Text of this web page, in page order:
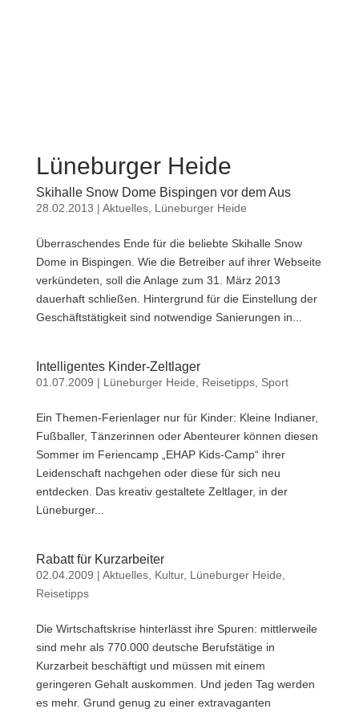
Lüneburger Heide
Skihalle Snow Dome Bispingen vor dem Aus
28.02.2013 | Aktuelles, Lüneburger Heide
Überraschendes Ende für die beliebte Skihalle Snow
Dome in Bispingen. Wie die Betreiber auf ihrer Webseite
verkündeten, soll die Anlage zum 31. März 2013
dauerhaft schließen. Hintergrund für die Einstellung der
Geschäftstätigkeit sind notwendige Sanierungen in...
Intelligentes Kinder-Zeltlager
01.07.2009 | Lüneburger Heide Reisetipps, Sport
Ein Themen-Ferienlager nur für Kinder: Kleine Indianer,
Fußballer, Tänzerinnen oder Abenteurer können diesen
Sommer im Feriencamp „EHAP Kids-Camp“ ihrer
Leidenschaft nachgehen oder diese für sich neu
entdecken. Das kreativ gestaltete Zeltlager, in der
Lüneburger...
Rabatt für Kurzarbeiter
02.04.2009 | Aktuelles, Kultur, Lüneburger Heide
Reisetipps
Die Wirtschaftskrise hinterlässt ihre Spuren: mittlerweile
sind mehr als 770.000 deutsche Berufstätige in
Kurzarbeit beschäftigt und müssen mit einem
geringeren Gehalt auskommen. Und jeden Tag werden
es mehr. Grund genug zu einer extravaganten